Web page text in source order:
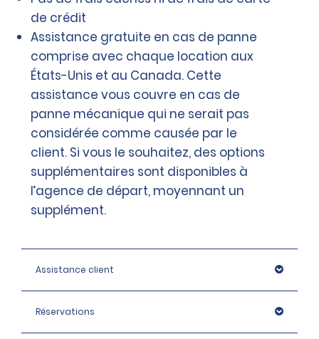
de crédit
Assistance gratuite en cas de panne
comprise avec chaque location aux
États-Unis et au Canada. Cette
assistance vous couvre en cas de
panne mécanique qui ne serait pas
considérée comme causée par le
client. Si vous le souhaitez, des options
supplémentaires sont disponibles à
l’agence de départ, moyennant un
supplément.
Assistance client
Réservations